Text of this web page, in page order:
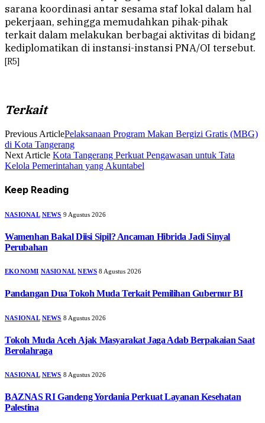
sarana koordinasi antar sesama staf lokal dalam hal
pekerjaan, sehingga memudahkan pihak-pihak
terkait dalam melakukan berbagai aktivitas di bidang
kediplomatikan di instansi-instansi PNA/OI tersebut.
[R5]
Terkait
Previous ArticlePelaksanaan Program Makan Bergizi Gratis (MBG)
di Kota Tangerang
Next Article Kota Tangerang Perkuat Pengawasan untuk Tata
Kelola Pemerintahan yang Akuntabel
Keep Reading
NASIONAL NEWS 9 Agustus 2026
Wamenhan Bakal Diisi Sipil? Ancaman Hibrida Jadi Sinyal
Perubahan
EKONOMI NASIONAL NEWS 8 Agustus 2026
Pandangan Dua Tokoh Muda Terkait Pemilihan Gubernur BI
NASIONAL NEWS 8 Agustus 2026
Tokoh Muda Aceh Ajak Masyarakat Jaga Adab Berpakaian Saat
Berolahraga
NASIONAL NEWS 8 Agustus 2026
BAZNAS RI Gandeng Yordania Perkuat Layanan Kesehatan
Palestina